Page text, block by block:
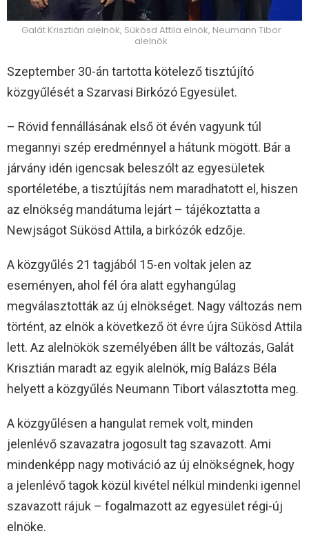
Galát Krisztián alelnök, Sükösd Attila elnök, Neumann Tibor
alelnök
Szeptember 30-án tartotta kötelező tisztújító
közgyűlését a Szarvasi Birkózó Egyesület.
– Rövid fennállásának első öt évén vagyunk túl
megannyi szép eredménnyel a hátunk mögött. Bár a
járvány idén igencsak beleszólt az egyesületek
sportéletébe, a tisztújítás nem maradhatott el, hiszen
az elnökség mandátuma lejárt – tájékoztatta a
Newjságot Sükösd Attila, a birkózók edzője.
A közgyűlés 21 tagjából 15-en voltak jelen az
eseményen, ahol fél óra alatt egyhangúlag
megválasztották az új elnökséget. Nagy változás nem
történt, az elnök a következő öt évre újra Sükösd Attila
lett. Az alelnökök személyében állt be változás, Galát
Krisztián maradt az egyik alelnök, míg Balázs Béla
helyett a közgyűlés Neumann Tibort választotta meg.
A közgyűlésen a hangulat remek volt, minden
jelenlévő szavazatra jogosult tag szavazott. Ami
mindenképp nagy motiváció az új elnökségnek, hogy
a jelenlévő tagok közül kivétel nélkül mindenki igennel
szavazott rájuk – fogalmazott az egyesület régi-új
elnöke.